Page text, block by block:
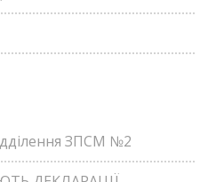
ЗПСМ №2